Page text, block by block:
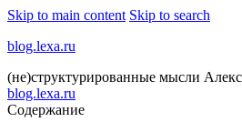
Skip to main content Skip to search
blog.lexa.ru
(не)структурированные мысли
blog.lexa.ru
Содержание